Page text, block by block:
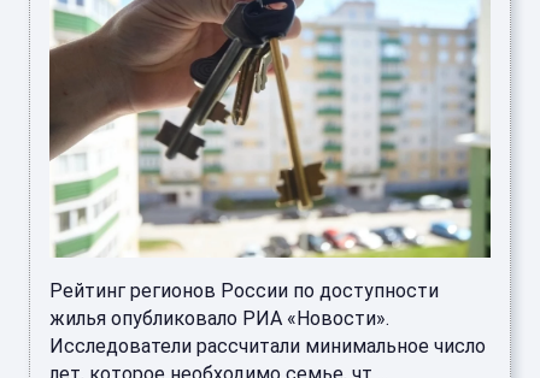
Рейтинг регионов России по доступности
жилья опубликовало РИА «Новости».
Исследователи рассчитали минимальное число